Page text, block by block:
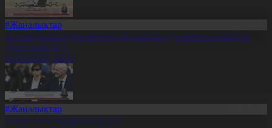
#Жаңалықтар
Астанада жолаушы мінген ұшқышсыз әуе кемесі алғаш рет
әуеге көтерілді
06.08.2026, 20:19
#Жаңалықтар
Әлем жаңалықтарына шолу